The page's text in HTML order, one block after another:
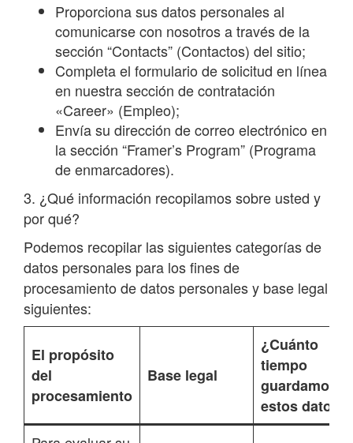
Proporciona sus datos personales al
comunicarse con nosotros a través de la
sección “Contacts” (Contactos) del sitio;
Completa el formulario de solicitud en línea
en nuestra sección de contratación
«Career» (Empleo);
Envía su dirección de correo electrónico en
la sección “Framer’s Program” (Programa
de enmarcadores).
3. ¿Qué información recopilamos sobre usted y
por qué?
Podemos recopilar las siguientes categorías de
datos personales para los fines de
procesamiento de datos personales y base legal
siguientes:
El propósito
del
procesamiento
Base legal
¿Cuánto
tiempo
guardamos
estos datos?